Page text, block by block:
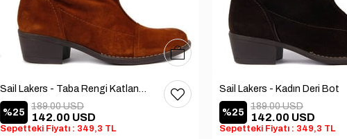
Sail Lakers - Taba Rengi Katlanabilir Kadın Deri Bot
%25 142.00 USD
189.00 USD
Sepetteki Fiyatı : 349,3 TL
363738
Sail Lakers - Kadın Deri Bot
%25 142.00 USD
189.00 USD
Sepetteki Fiyatı : 349,3 TL